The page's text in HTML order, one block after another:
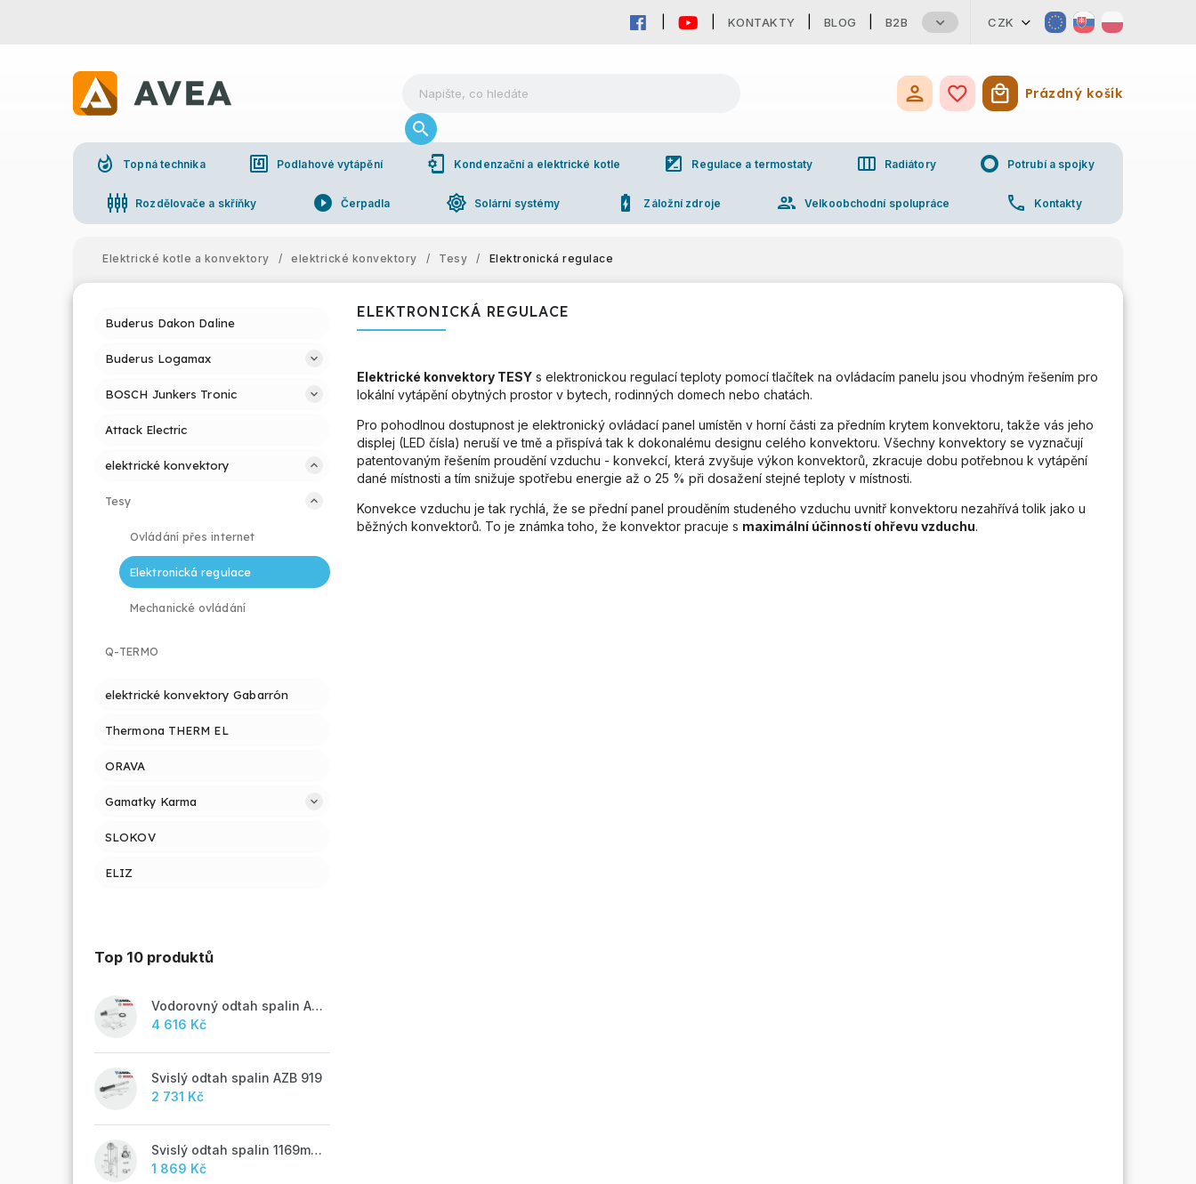
KONTAKTY BLOG B2B CZK
Nákupní košík
Prázdný košík
whatshot Topná technika nfc Podlahové vytápění phonelink_setup Kondenzační a elektrické kotle iso Regulace a termostaty view_week Radiátory trip_origin Potrubí a spojky
settings_input_component Rozdělovače a skříňky play_circle_filled Čerpadla brightness_high Solární systémy battery_charging_full Záložní zdroje group Velkoobchodní spolupráce phone Kontakty
Elektrické kotle a konvektory / elektrické konvektory / Tesy / Elektronická regulace
Buderus Dakon Daline
Buderus Logamax
BOSCH Junkers Tronic
Attack Electric
elektrické konvektory
Tesy
Ovládání přes internet
Elektronická regulace
Mechanické ovládání
Q-TERMO
elektrické konvektory Gabarrón
Thermona THERM EL
ORAVA
Gamatky Karma
SLOKOV
ELIZ
Top 10 produktů
Vodorovný odtah spalin AZB 918
4 616 Kč
Svislý odtah spalin AZB 919
2 731 Kč
Svislý odtah spalin 1169mm, AZB 917
1 869 Kč
ELEKTRONICKÁ REGULACE
Elektrické konvektory TESY s elektronickou regulací teploty pomocí tlačítek na ovládacím panelu jsou vhodným řešením pro
lokální vytápění obytných prostor v bytech, rodinných domech nebo chatách.
Pro pohodlnou dostupnost je elektronický ovládací panel umístěn v horní části za předním krytem konvektoru, takže vás jeho
displej (LED čísla) neruší ve tmě a přispívá tak k dokonalému designu celého konvektoru. Všechny konvektory se vyznačují
patentovaným řešením proudění vzduchu - konvekcí, která zvyšuje výkon konvektorů, zkracuje dobu potřebnou k vytápění
dané místnosti a tím snižuje spotřebu energie až o 25 % při dosažení stejné teploty v místnosti.
Konvekce vzduchu je tak rychlá, že se přední panel prouděním studeného vzduchu uvnitř konvektoru nezahřívá tolik jako u
běžných konvektorů. To je známka toho, že konvektor pracuje s maximální účinností ohřevu vzduchu.